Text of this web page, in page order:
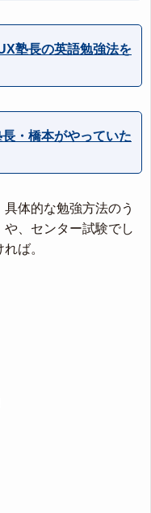
塾長の英語勉強法を
・橋本がやっていた
体的な勉強方法のう
、センター試験でし
ば。